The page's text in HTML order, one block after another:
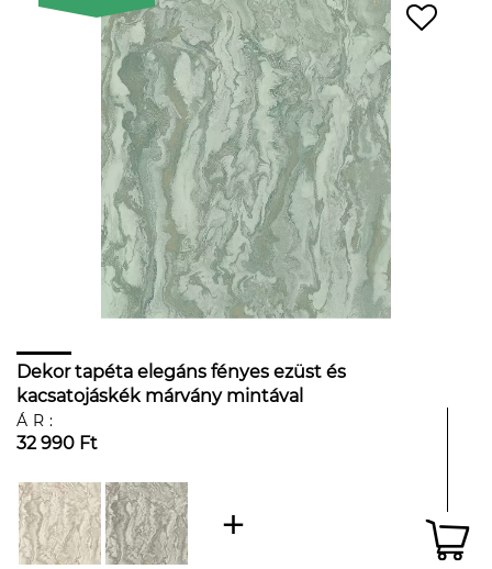
Dekor tapéta elegáns fényes ezüst és
kacsatojáskék márvány mintával
ÁR:
32 990 Ft